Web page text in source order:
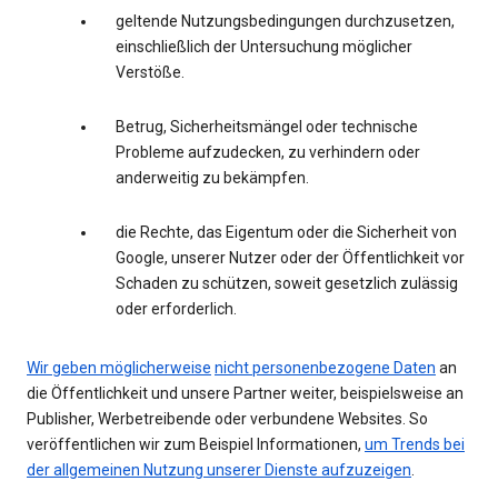
geltende Nutzungsbedingungen durchzusetzen,
einschließlich der Untersuchung möglicher
Verstöße.
Betrug, Sicherheitsmängel oder technische
Probleme aufzudecken, zu verhindern oder
anderweitig zu bekämpfen.
die Rechte, das Eigentum oder die Sicherheit von
Google, unserer Nutzer oder der Öffentlichkeit vor
Schaden zu schützen, soweit gesetzlich zulässig
oder erforderlich.
Wir geben möglicherweise nicht personenbezogene Daten an
die Öffentlichkeit und unsere Partner weiter, beispielsweise an
Publisher, Werbetreibende oder verbundene Websites. So
veröffentlichen wir zum Beispiel Informationen, um Trends bei
der allgemeinen Nutzung unserer Dienste aufzuzeigen.